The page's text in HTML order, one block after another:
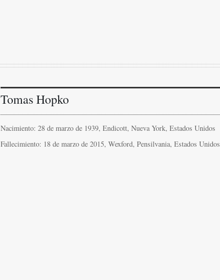
Tomas Hopko
Nacimiento: 28 de marzo de 1939, Endicott, Nueva York, Estados Unidos
Fallecimiento: 18 de marzo de 2015, Wexford, Pensilvania, Estados Unidos